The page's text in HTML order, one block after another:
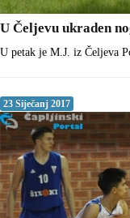
U Čeljevu ukraden
U petak je M.J. iz Čeljeva
23 Siječanj 2017